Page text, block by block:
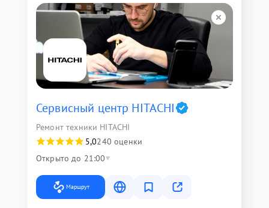
Сервисный центр HITACHI
Ремонт техники HITACHI
5,0240 оценки
Открыто до 21:00
Маршрут